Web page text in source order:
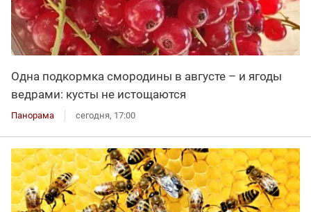
Одна подкормка смородины в августе – и ягоды
ведрами: кусты не истощаются
Панорама сегодня, 17:00